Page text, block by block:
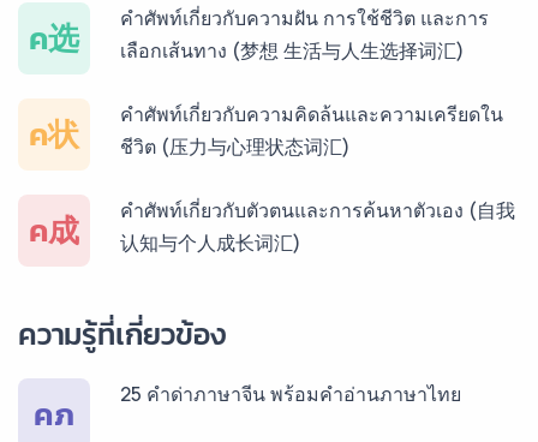
บริการรับแปลภาษาเวียดนาม ราคาเริ่มต้น 150฿
บริการรับแปลภาษาฝรั่งเศส ราคาเริ่มต้น 150฿
บริการรับแปลภาษาสเปน ราคาเริ่มต้น 150฿
บริการรับแปลภาษารัสเซีย ราคาเริ่มต้น 150฿
ค选
คำศัพท์เกี่ยวกับความฝัน การใช้ชีวิต และการ
เลือกเส้นทาง (梦想 生活与人生选择词汇)
ค状
คำศัพท์เกี่ยวกับความคิดล้นและความเครียดใน
ชีวิต (压力与心理状态词汇)
ค成
คำศัพท์เกี่ยวกับตัวตนและการค้นหาตัวเอง (自我
认知与个人成长词汇)
ความรู้ที่เกี่ยวข้อง
คภ 25 คำด่าภาษาจีน พร้อมคำอ่านภาษาไทย